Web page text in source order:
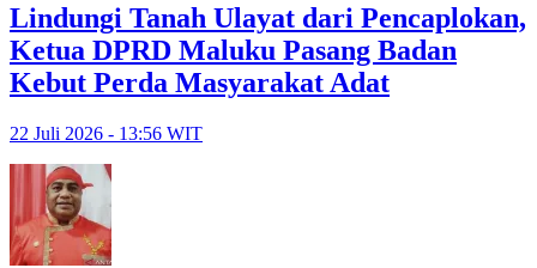
Lindungi Tanah Ulayat dari Pencaplokan,
Ketua DPRD Maluku Pasang Badan
Kebut Perda Masyarakat Adat
22 Juli 2026 - 13:56 WIT